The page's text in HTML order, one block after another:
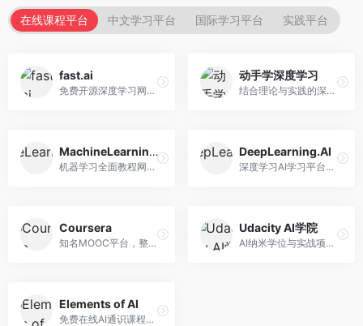
在线课程平台 中文学习平台 国际学习平台 实践平台
fast.ai
免费开源深度学习网站，专注于实用AI教学。面向开发者，提供免费深度学习课程、实战项目、代码库等资源，学习门槛低。
动手学深度学习
结合理论与实践的深度学习教材，专注于代码驱动学习。面向学生和开发者，提供深度学习理论、代码实现、练习题等资源，学习体验好。
MachineLearningMastery
机器学习全面教程网站，专注于实用技能教学。面向开发者，提供机器学习算法、Python实现、项目实战等教程，实用性强。
DeepLearning.AI
深度学习AI学习平台，由吴恩达创立。面向AI学习者，提供深度学习专项课程、AI新闻、技术社区等资源，课程质量权威。
Coursera
知名MOOC平台，整合全球顶尖大学课程资源。面向学习者，提供AI、机器学习、深度学习等课程，证书认可度高，课程质量专业。
Udacity AI学院
AI纳米学位与实战项目平台，专注于职业导向学习。面向AI从业者，提供机器学习、深度学习、计算机视觉等纳米学位，项目实战性强。
Elements of AI
免费在线AI通识课程，专注于AI基础知识普及。面向普通大众，提供AI概念、原理、应用等入门知识，语言通俗易懂。